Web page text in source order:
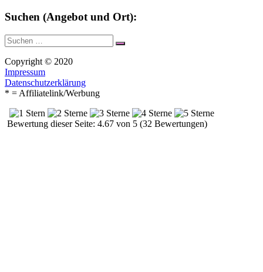
Suchen (Angebot und Ort):
Suche
nach:
Suchen
Copyright © 2020
Impressum
Datenschutzerklärung
* = Affiliatelink/Werbung
Bewertung dieser Seite: 4.67 von 5 (32 Bewertungen)